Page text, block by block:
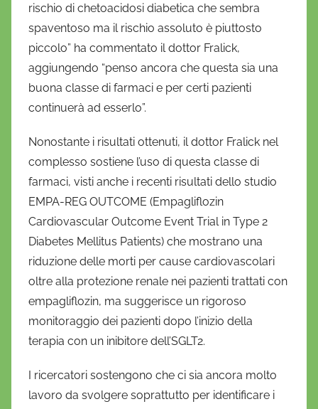
rischio di chetoacidosi diabetica che sembra
spaventoso ma il rischio assoluto è piuttosto
piccolo” ha commentato il dottor Fralick,
aggiungendo “penso ancora che questa sia una
buona classe di farmaci e per certi pazienti
continuerà ad esserlo”.
Nonostante i risultati ottenuti, il dottor Fralick nel
complesso sostiene l’uso di questa classe di
farmaci, visti anche i recenti risultati dello studio
EMPA-REG OUTCOME (Empagliflozin
Cardiovascular Outcome Event Trial in Type 2
Diabetes Mellitus Patients) che mostrano una
riduzione delle morti per cause cardiovascolari
oltre alla protezione renale nei pazienti trattati con
empagliflozin, ma suggerisce un rigoroso
monitoraggio dei pazienti dopo l’inizio della
terapia con un inibitore dell’SGLT2.
I ricercatori sostengono che ci sia ancora molto
lavoro da svolgere soprattutto per identificare i